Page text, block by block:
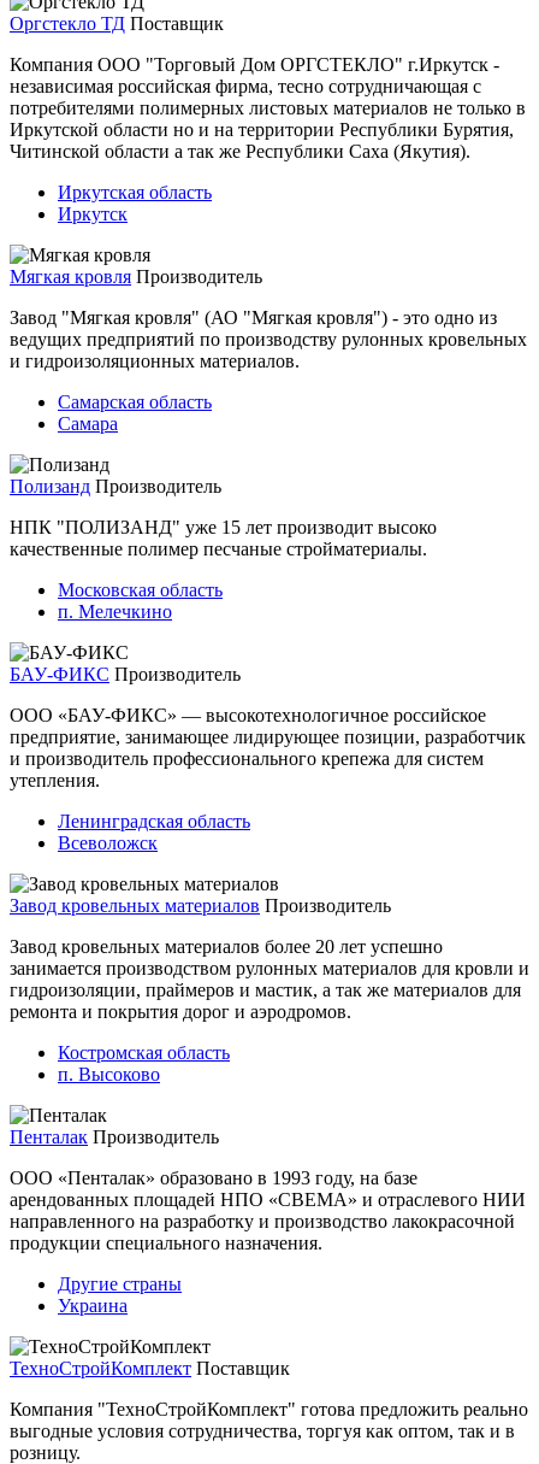
Оргстекло ТД Поставщик
Компания ООО "Торговый Дом ОРГСТЕКЛО" г.Иркутск -
независимая российская фирма, тесно сотрудничающая с
потребителями полимерных листовых материалов не только в
Иркутской области но и на территории Республики Бурятия,
Читинской области а так же Республики Саха (Якутия).
Иркутская область
Иркутск
Мягкая кровля Производитель
Завод "Мягкая кровля" (АО "Мягкая кровля") - это одно из
ведущих предприятий по производству рулонных кровельных
и гидроизоляционных материалов.
Самарская область
Самара
Полизанд Производитель
НПК "ПОЛИЗАНД" уже 15 лет производит высоко
качественные полимер песчаные стройматериалы.
Московская область
п. Мелечкино
БАУ-ФИКС Производитель
ООО «БАУ-ФИКС» — высокотехнологичное российское
предприятие, занимающее лидирующее позиции, разработчик
и производитель профессионального крепежа для систем
утепления.
Ленинградская область
Всеволожск
Завод кровельных материалов Производитель
Завод кровельных материалов более 20 лет успешно
занимается производством рулонных материалов для кровли и
гидроизоляции, праймеров и мастик, а так же материалов для
ремонта и покрытия дорог и аэродромов.
Костромская область
п. Высоково
Пенталак Производитель
ООО «Пенталак» образовано в 1993 году, на базе
арендованных площадей НПО «СВЕМА» и отраслевого НИИ
направленного на разработку и производство лакокрасочной
продукции специального назначения.
Другие страны
Украина
ТехноСтройКомплект Поставщик
Компания "ТехноСтройКомплект" готова предложить реально
выгодные условия сотрудничества, торгуя как оптом, так и в
розницу.